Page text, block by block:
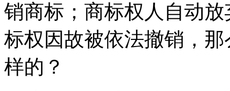
销商标；商标权人自动
标权因故被依法撤销，
样的？